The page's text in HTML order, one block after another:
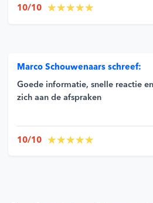
10/10
Marco Schouwenaars schreef:
Goede informatie, snelle reactie
zich aan de afspraken
10/10